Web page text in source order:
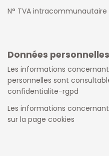
N° TVA intracommunautaire
Données personnelles
Les informations
personnelles sont
confidentialite-rgpd
Les informations
sur la page cookies